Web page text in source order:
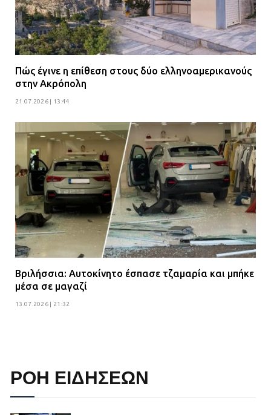
Πώς έγινε η επίθεση στους δύο ελληνοαμερικανούς
στην Ακρόπολη
21.07.2026 | 13:44
Βριλήσσια: Αυτοκίνητο έσπασε τζαμαρία και μπήκε
μέσα σε μαγαζί
13.07.2026 | 21:32
ΡΟΗ ΕΙΔΗΣΕΩΝ